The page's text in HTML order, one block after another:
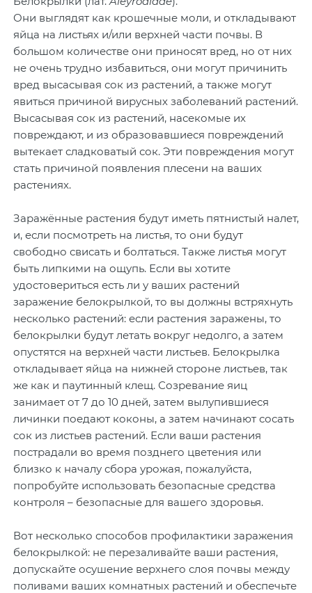
Они выглядят как крошечные моли, и откладывают
яйца на листьях и/или верхней части почвы. В
большом количестве они приносят вред, но от них
не очень трудно избавиться, они могут причинить
вред высасывая сок из растений, а также могут
явиться причиной вирусных заболеваний растений.
Высасывая сок из растений, насекомые их
повреждают, и из образовавшиеся повреждений
вытекает сладковатый сок. Эти повреждения могут
стать причиной появления плесени на ваших
растениях.
Заражённые растения будут иметь пятнистый налет,
и, если посмотреть на листья, то они будут
свободно свисать и болтаться. Также листья могут
быть липкими на ощупь. Если вы хотите
удостовериться есть ли у ваших растений
заражение белокрылкой, то вы должны встряхнуть
несколько растений: если растения заражены, то
белокрылки будут летать вокруг недолго, а затем
опустятся на верхней части листьев. Белокрылка
откладывает яйца на нижней стороне листьев, так
же как и паутинный клещ. Созревание яиц
занимает от 7 до 10 дней, затем вылупившиеся
личинки поедают коконы, а затем начинают сосать
сок из листьев растений. Если ваши растения
пострадали во время позднего цветения или
близко к началу сбора урожая, пожалуйста,
попробуйте использовать безопасные средства
контроля – безопасные для вашего здоровья.
Вот несколько способов профилактики заражения
белокрылкой: не перезаливайте ваши растения,
допускайте осушение верхнего слоя почвы между
поливами ваших комнатных растений и обеспечьте